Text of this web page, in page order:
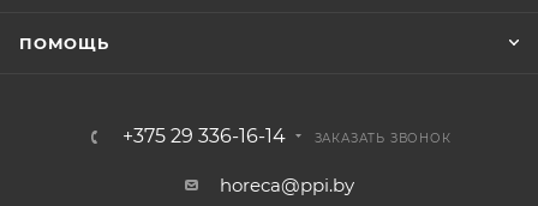
ПОМОЩЬ
+375 29 336-16-14 ЗАКАЗАТЬ ЗВОНОК
horeca@ppi.by